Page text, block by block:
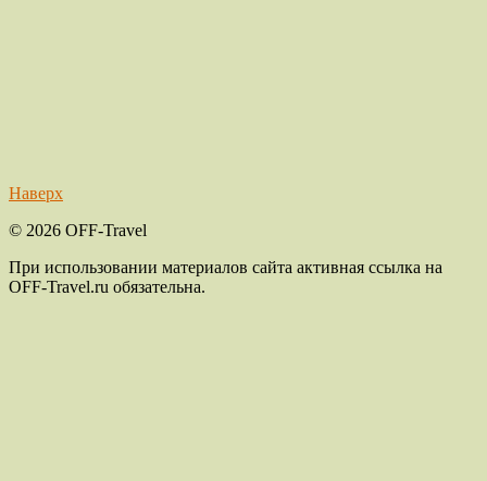
Наверх
© 2026 OFF-Travel
При использовании материалов сайта активная ссылка на
OFF-Travel.ru обязательна.